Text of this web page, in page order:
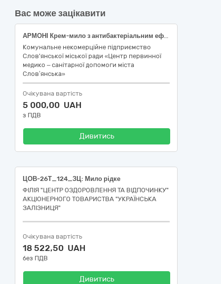
Вас може зацікавити
АРМОНІ Крем-мило з антибактеріальним ефектом "Медове" 5л, код за ДК 021:2015: 33710000-0 Парфуми, засоби гігієни та презервативи (код НК 024:2023: 41551 Рідке мило)
Комунальне некомерційне підприємство
Слов'янської міської ради «Центр первинної
медико – санітарної допомоги міста
Слов’янська»
Очікувана вартість
5 000,00 UAH
з ПДВ
Дивитись
ЦОВ-26Т_124_ЗЦ: Мило рідке
ФІЛІЯ "ЦЕНТР ОЗДОРОВЛЕННЯ ТА ВІДПОЧИНКУ"
АКЦІОНЕРНОГО ТОВАРИСТВА "УКРАЇНСЬКА
ЗАЛІЗНИЦЯ"
Очікувана вартість
18 522,50 UAH
без ПДВ
Дивитись